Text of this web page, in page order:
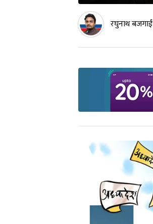
रघुनाथ बजगाईं